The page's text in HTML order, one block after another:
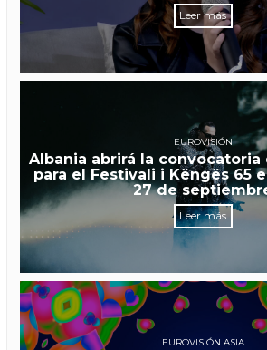
Leer más
EUROVISIÓN
Albania abrirá la
para el Festivali i Këngës 65
27 de
Leer más
EUROVISIÓN ASIA